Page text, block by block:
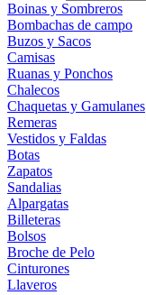
Boinas y Sombreros
Bombachas de campo
Buzos y Sacos
Camisas
Ruanas y Ponchos
Chalecos
Chaquetas y Gamulanes
Remeras
Vestidos y Faldas
Botas
Zapatos
Sandalias
Alpargatas
Billeteras
Bolsos
Broche de Pelo
Cinturones
Llaveros